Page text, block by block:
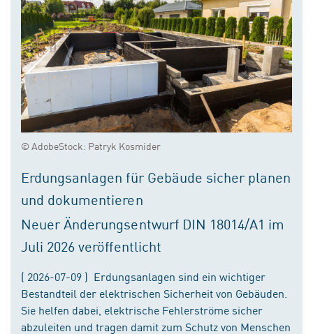
© AdobeStock: Patryk Kosmider
Erdungsanlagen für Gebäude sicher planen
und dokumentieren
Neuer Änderungsentwurf DIN 18014/A1 im
Juli 2026 veröffentlicht
( 2026-07-09 ) Erdungsanlagen sind ein wichtiger
Bestandteil der elektrischen Sicherheit von Gebäuden.
Sie helfen dabei, elektrische Fehlerströme sicher
abzuleiten und tragen damit zum Schutz von Menschen